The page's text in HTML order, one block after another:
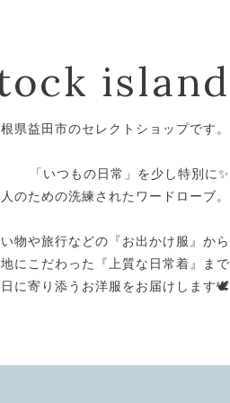
island
県益田市のセレクトショップです。
「いつもの日常」を少し特別に✨
のための洗練されたワードローブ。
物や旅行などの『お出かけ服』から
にこだわった『上質な日常着』まで
に寄り添うお洋服をお届けします🕊️